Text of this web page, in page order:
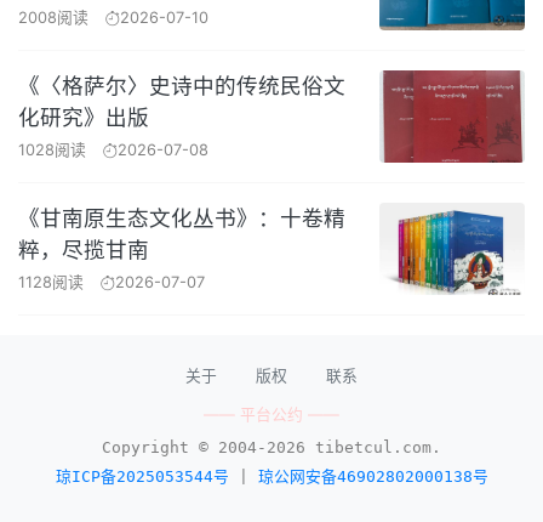
2008阅读 2026-07-10
《〈格萨尔〉史诗中的传统民俗文
化研究》出版
1028阅读 2026-07-08
《甘南原生态文化丛书》：十卷精
粹，尽揽甘南
1128阅读 2026-07-07
关于 版权 联系
—— 平台公约 ——
Copyright © 2004-2026 tibetcul.com.
琼ICP备2025053544号
琼公网安备46902802000138号